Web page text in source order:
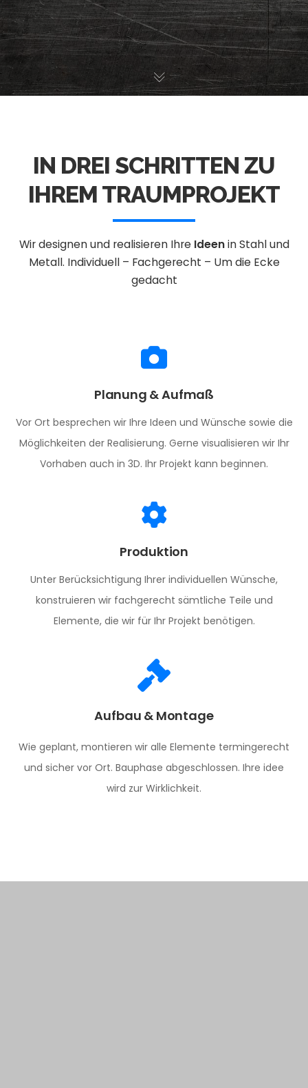
IN DREI SCHRITTEN ZU
IHREM TRAUMPROJEKT
Wir designen und realisieren Ihre Ideenin Stahl und
Metall. Individuell – Fachgerecht – Um die Ecke
gedacht
Planung & Aufmaß
Vor Ort besprechen wir Ihre Ideen und Wünsche sowie die
Möglichkeiten der Realisierung. Gerne visualisieren wir Ihr
Vorhaben auch in 3D. Ihr Projekt kann beginnen.
Produktion
Unter Berücksichtigung Ihrer individuellen Wünsche,
konstruieren wir fachgerecht sämtliche Teile und
Elemente, die wir für Ihr Projekt benötigen.
Aufbau & Montage
Wie geplant, montieren wir alle Elemente termingerecht
und sicher vor Ort. Bauphase abgeschlossen. Ihre idee
wird zur Wirklichkeit.